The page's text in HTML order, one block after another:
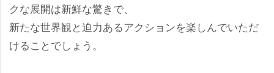
クな展開は新鮮な驚きで、
新たな世界観と迫力あるアクションを楽しんでいただ
けることでしょう。